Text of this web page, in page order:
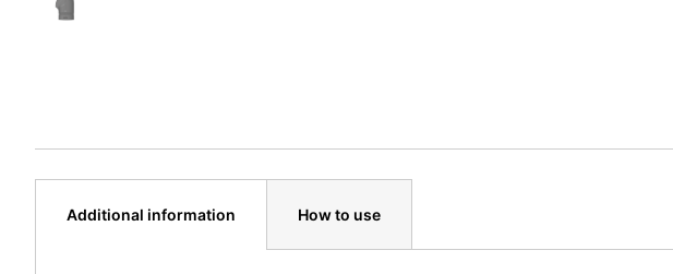
Additional information How to use